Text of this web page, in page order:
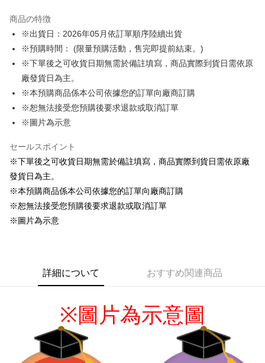
Easy Wallet
Google Pay
ATM払い
預購訂單-宅配專用(🔺不同預購月份建議分開結帳，避免整筆訂單等
配送毎にNT$100、NT$1,300以上で送料無料
預購訂單-離島宅配專用-(澎湖/金門/馬祖)(🔺不同預購月份建議分開
結帳，避免整筆訂單等超久)
配送毎にNT$220
商品の特徴
※出貨日：2026年05月依訂單順序陸續出貨
※預購時間： (限量預購活動，售完即提前結束。)
※下單後之可收貨日期無需於備註填寫，商品實際到貨日需依原
廠發貨日為主。
※本預購商品係本公司依據您的訂單向廠商訂購
※恕無法接受您預購後要求退款或取消訂單
※圖片為示意
セールスポイント
※下單後之可收貨日期無需於備註填寫，商品實際到貨日需依原廠
發貨日為主。
※本預購商品係本公司依據您的訂單向廠商訂購
※恕無法接受您預購後要求退款或取消訂單
※圖片為示意
詳細について おすすめ関連商品
※圖片為示意圖